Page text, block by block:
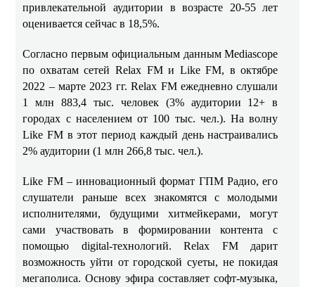
привлекательной аудитории в возрасте 20-55 лет
оценивается сейчас в 18,5%.
Согласно первым официальным данным Mediascope
по охватам сетей Relax FM и Like FM, в октябре
2022 – марте 2023 гг. Relax FM ежедневно слушали
1 млн 883,4 тыс. человек (3% аудитории 12+ в
городах с населением от 100 тыс. чел.). На волну
Like FM в этот период каждый день настраивались
2% аудитории (1 млн 266,8 тыс. чел.).
Like FM – инновационный формат ГПМ Радио, его
слушатели раньше всех знакомятся с молодыми
исполнителями, будущими хитмейкерами, могут
сами участвовать в формировании контента с
помощью digital-технологий. Relax FM дарит
возможность уйти от городской суеты, не покидая
мегаполиса. Основу эфира составляет софт-музыка,